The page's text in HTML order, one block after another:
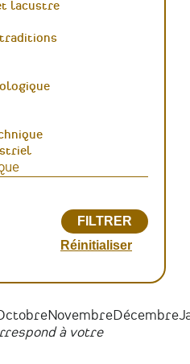
NovembreDécembre
à votre
lacustre
traditions